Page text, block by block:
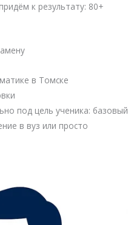
к результату: 80+
под цель ученика: базовый
в вуз или просто